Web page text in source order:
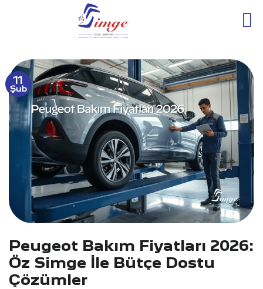
11
Şub
Peugeot Bakım Fiyatları 2026:
Öz Simge İle Bütçe Dostu
Çözümler